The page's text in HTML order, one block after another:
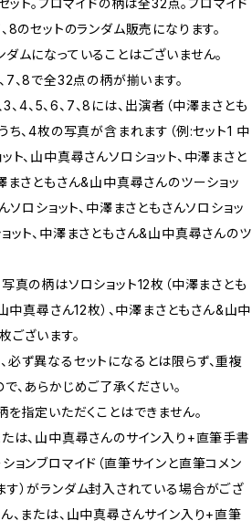
ト。ブロマイドの柄は全32点。ブロマイド
7、8のセットのランダム販売になります。
ムになっていることはございません。
、7、8で全32点の柄が揃います。
、4、5、6、7、8には、出演者（中澤まさとも
ち、4枚の写真が含まれます（例:セット1 中
ト、山中真尋さんソロショット、中澤まさと
まさともさん&山中真尋さんのツーショッ
ソロショット、中澤まさともさんソロショッ
ット、中澤まさともさん&山中真尋さんのツ
真の柄はソロショット12枚（中澤まさとも
中真尋さん12枚）、中澤まさともさん&山中
ございます。
ず異なるセットになるとは限らず、重複
、あらかじめご了承ください。
を指定いただくことはできません。
は、山中真尋さんのサイン入り+直筆手書
ョンブロマイド（直筆サインと直筆コメン
す）がランダム封入されている場合がござ
、または、山中真尋さんサイン入り+直筆